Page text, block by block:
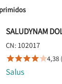
SALUDYNAM
CN: 102017
4,38
Salus